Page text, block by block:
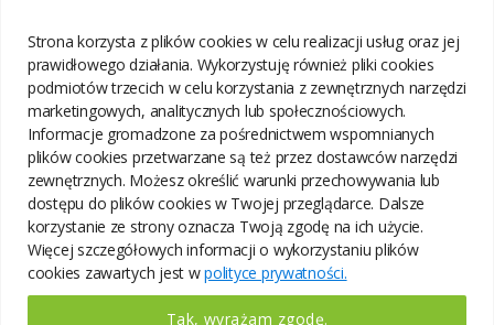
Strona korzysta z plików cookies w celu realizacji usług oraz jej
prawidłowego działania. Wykorzystuję również pliki cookies
podmiotów trzecich w celu korzystania z zewnętrznych narzędzi
marketingowych, analitycznych lub społecznościowych.
Informacje gromadzone za pośrednictwem wspomnianych
plików cookies przetwarzane są też przez dostawców narzędzi
zewnętrznych. Możesz określić warunki przechowywania lub
dostępu do plików cookies w Twojej przeglądarce. Dalsze
korzystanie ze strony oznacza Twoją zgodę na ich użycie.
Więcej szczegółowych informacji o wykorzystaniu plików
cookies zawartych jest wpolityce prywatności.
Tak, wyrażam zgodę.